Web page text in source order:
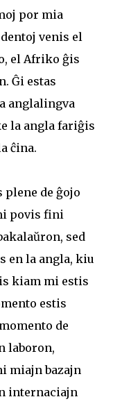
por mia
venis el
el Afriko ĝis
Ĝi estas
anglalingva
la angla fariĝis
ĉina.
de ĝojo
povis fini
sed
en la angla, kiu
kiam mi estis
estis
de
laboron,
miajn bazajn
internaciajn